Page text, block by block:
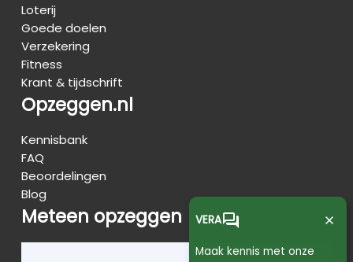
VERAforum close
Maak kennis met onze
Loterij
Goede doelen
Verzekering
Fitness
Krant & tijdschrift
Opzeggen.nl
Kennisbank
FAQ
Beoordelingen
Blog
Meteen opzeggen